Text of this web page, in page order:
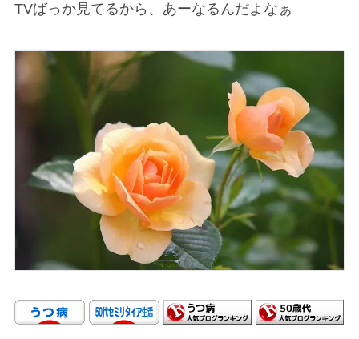
TVばっか見てるから、あーなるんだよなぁ